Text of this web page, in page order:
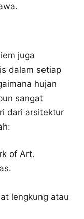
juga
dalam setiap
hujan
sangat
dari arsitektur
of Art.
lengkung atau